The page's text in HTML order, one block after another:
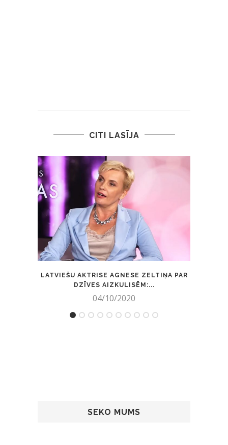
CITI LASĪJA
LATVIEŠU AKTRISE AGNESE ZELTIŅA PAR
DZĪVES AIZKULISĒM:...
04/10/2020
SEKO MUMS